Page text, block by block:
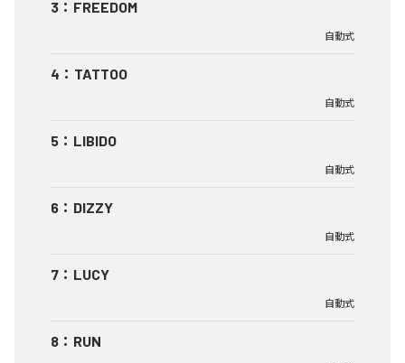
3 ： FREEDOM
自動式
4 ： TATTOO
自動式
5 ： LIBIDO
自動式
6 ： DIZZY
自動式
7 ： LUCY
自動式
8 ： RUN